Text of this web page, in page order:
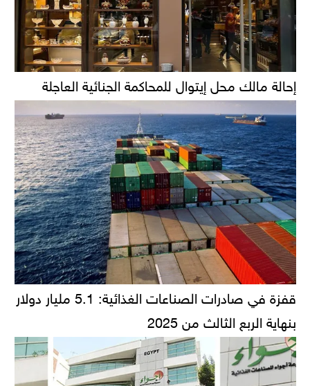
إحالة مالك محل إيتوال للمحاكمة الجنائية العاجلة
قفزة في صادرات الصناعات الغذائية: 5.1 مليار دولار
بنهاية الربع الثالث من 2025